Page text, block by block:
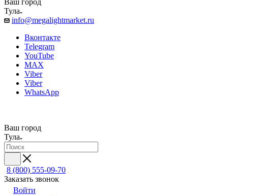
Ваш город
Тула
info@megalightmarket.ru
Вконтакте
Telegram
YouTube
MAX
Viber
Viber
WhatsApp
Ваш город
Тула
8 (800) 555-09-70
Заказать звонок
Войти